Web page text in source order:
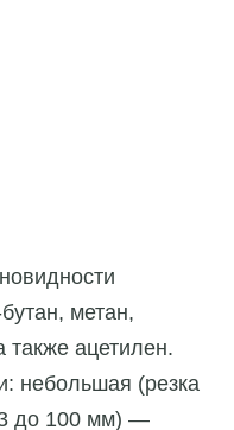
метан,
ацетилен.
небольшая (резка
до 100 мм) —